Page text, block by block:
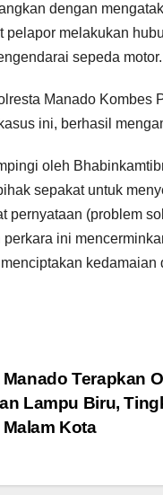
dengan
pelapor melakukan
sepeda motor.
Manado Kombes
ini, berhasil
oleh
sepakat untuk
pernyataan (problem
perkara ini
kedamaian
Terapkan
Lampu Biru,
Kota